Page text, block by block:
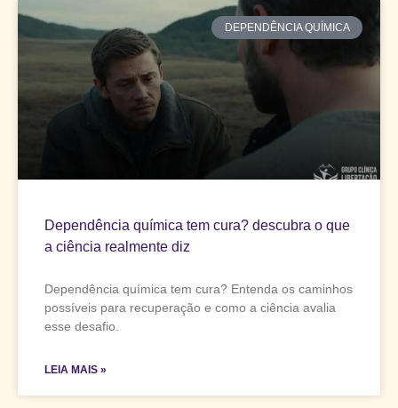
DEPENDÊNCIA QUÍMICA
Dependência química tem cura? descubra o que
a ciência realmente diz
Dependência química tem cura? Entenda os caminhos
possíveis para recuperação e como a ciência avalia
esse desafio.
LEIA MAIS »